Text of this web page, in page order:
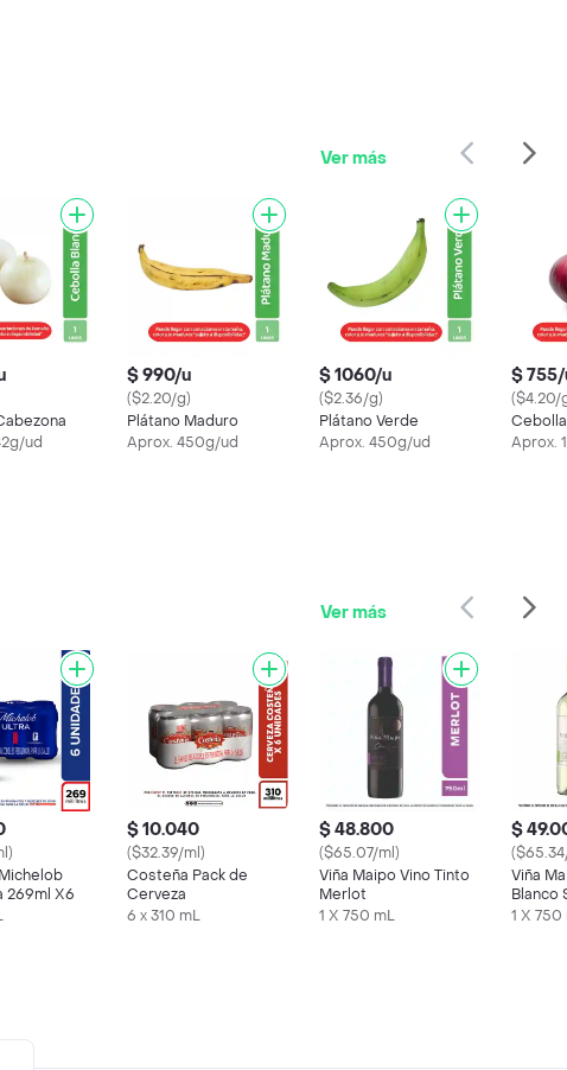
Ver más
ud
$ 990/u
($2.20/g)
Plátano Maduro
Aprox. 450g/ud
$ 1060/u
($2.36/g)
Plátano Verde
Aprox. 450g/ud
$
($4.20/
Aprox.
Ver más
269ml X6
$ 10.040
($32.39/ml)
Costeña Pack de
Cerveza
6 x 310 mL
$ 48.800
($65.07/ml)
Viña Maipo Vino Tinto
Merlot
1 X 750 mL
$
Viña
Blanco
Blanc
1 X 750